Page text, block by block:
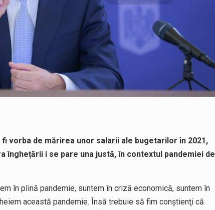
vorba de mărirea unor salarii ale bugetarilor în 2021,
înghețării i se pare una justă, în contextul pandemiei de
în plină pandemie, suntem în criză economică, suntem în
această pandemie. Însă trebuie să fim conştienţi că